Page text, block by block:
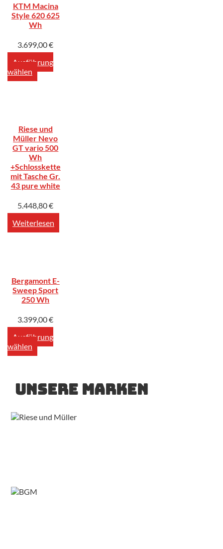
KTM Macina
Style 620 625
Wh
3.699,00€
Ausführung
wählen
Riese und
Müller Nevo
GT vario 500
Wh
+Schlosskette
mit Tasche Gr.
43 pure white
5.448,80€
Weiterlesen
Bergamont E-
Sweep Sport
250 Wh
3.399,00€
Ausführung
wählen
Unsere Marken